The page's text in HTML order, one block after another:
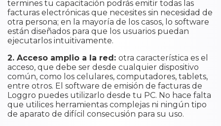
termines tu capacitación podrás emitir todas las
facturas electrónicas que necesites sin necesidad de
otra persona; en la mayoría de los casos, lo software
están diseñados para que los usuarios puedan
ejecutarlos intuitivamente.
2. Acceso amplio a la red: otra característica es el
acceso, que debe ser desde cualquier dispositivo
común, como los celulares, computadores, tablets,
entre otros. El software de emisión de facturas de
Loggro puedes utilizarlo desde tu PC. No hace falta
que utilices herramientas complejas ni ningún tipo
de aparato de difícil consecusión para su uso.